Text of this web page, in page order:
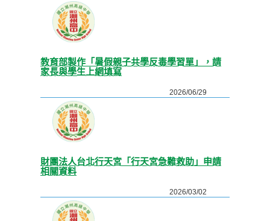
教育部製作「暑假親子共學反毒學習單」，請
家長與學生上網填寫
2026/06/29
財團法人台北行天宮「行天宮急難救助」申請
相關資料
2026/03/02